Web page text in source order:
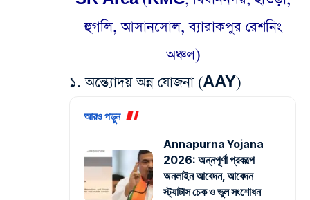
হুগলি, আসানসোল, ব্যারাকপুর রেশনিং
অঞ্চল)
​১. অন্ত্যোদয় অন্ন যোজনা (AAY)
আরও পড়ুন
Annapurna Yojana
2026: অন্নপূর্ণা প্রকল্পে
অনলাইন আবেদন, আবেদন
স্ট্যাটাস চেক ও ভুল সংশোধন